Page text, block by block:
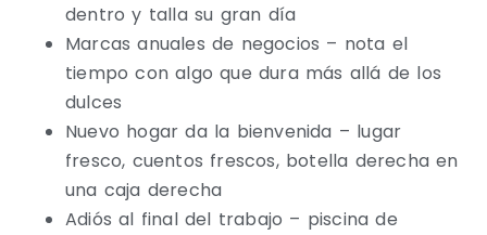
dentro y talla su gran día
Marcas anuales de negocios – nota el
tiempo con algo que dura más allá de los
dulces
Nuevo hogar da la bienvenida – lugar
fresco, cuentos frescos, botella derecha en
una caja derecha
Adiós al final del trabajo – piscina de